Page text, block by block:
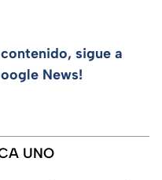
sigue a
News!
UNO